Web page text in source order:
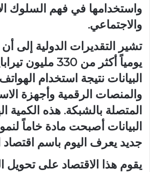
واستخدامها في فهم السلوك
والاجتماعي.
تشير التقديرات الدولية إلى أن
يومياً أكثر من 330
البيانات نتيجة استخدام
والمنصات الرقمية وأجهزة
المتصلة بالشبكة. هذه الكمية
البيانات أصبحت مادة خاماً
جديد يعرف اليوم باسم اقتصاد
يقوم هذا الاقتصاد على تحويل